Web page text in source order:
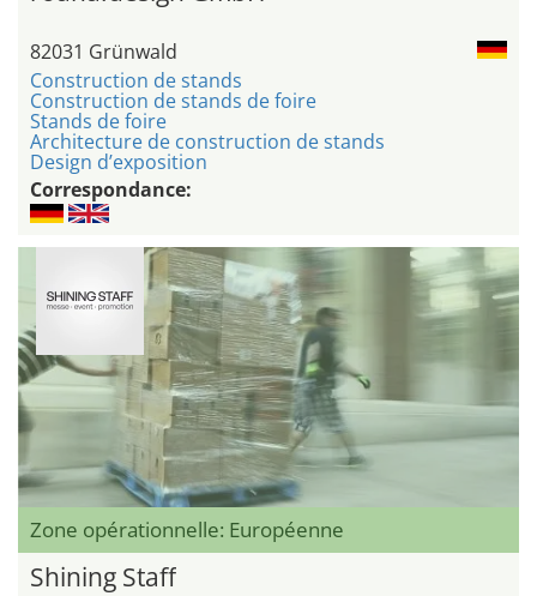
82031 Grünwald
Construction de stands
Construction de stands de foire
Stands de foire
Architecture de construction de stands
Design d’exposition
Correspondance:
Zone opérationnelle: Européenne
Shining Staff